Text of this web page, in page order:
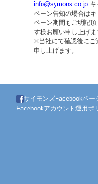
info@symons.co.jpキ
ペーン告知の場合はキ
ペーン期間もご明記頂
す様お願い申し上げま
※当社にて確認後にご
申し上げます。
サイモンズFacebookペー
Facebookアカウント運用ポ